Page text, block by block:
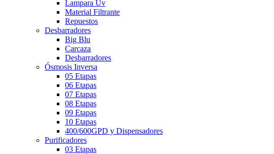
Lampara Uv
Material Filtrante
Repuestos
Desbarradores
Big Blu
Carcaza
Desbarradores
Ósmosis Inversa
05 Etapas
06 Etapas
07 Etapas
08 Etapas
09 Etapas
10 Etapas
400/600GPD y Dispensadores
Purificadores
03 Etapas